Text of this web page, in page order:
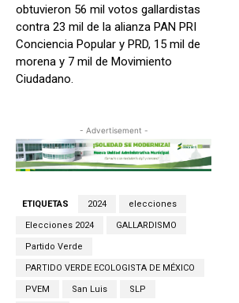
obtuvieron 56 mil votos gallardistas
contra 23 mil de la alianza PAN PRI
Conciencia Popular y PRD, 15 mil de
morena y 7 mil de Movimiento
Ciudadano.
- Advertisement -
ETIQUETAS 2024 elecciones
Elecciones 2024 GALLARDISMO
Partido Verde
PARTIDO VERDE ECOLOGISTA DE MÉXICO
PVEM San Luis SLP